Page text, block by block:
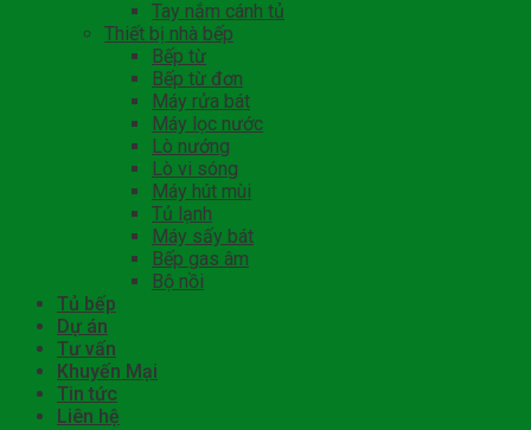
Tay nắm cánh tủ
Thiết bị nhà bếp
Bếp từ
Bếp từ đơn
Máy rửa bát
Máy lọc nước
Lò nướng
Lò vi sóng
Máy hút mùi
Tủ lạnh
Máy sấy bát
Bếp gas âm
Bộ nồi
Tủ bếp
Dự án
Tư vấn
Khuyến Mại
Tin tức
Liên hệ